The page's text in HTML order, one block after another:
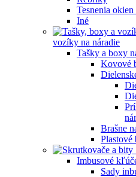
Tesnenia
Iné
vozíky na náradie
Tašky a boxy
Kovové
Brašne
Plastové
Imbusové
Sady